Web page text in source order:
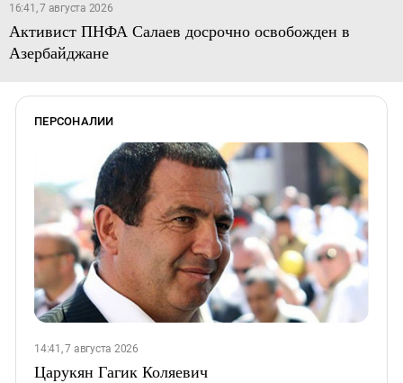
16:41, 7 августа 2026
Активист ПНФА Салаев досрочно освобожден в
Азербайджане
ПЕРСОНАЛИИ
14:41, 7 августа 2026
Царукян Гагик Коляевич